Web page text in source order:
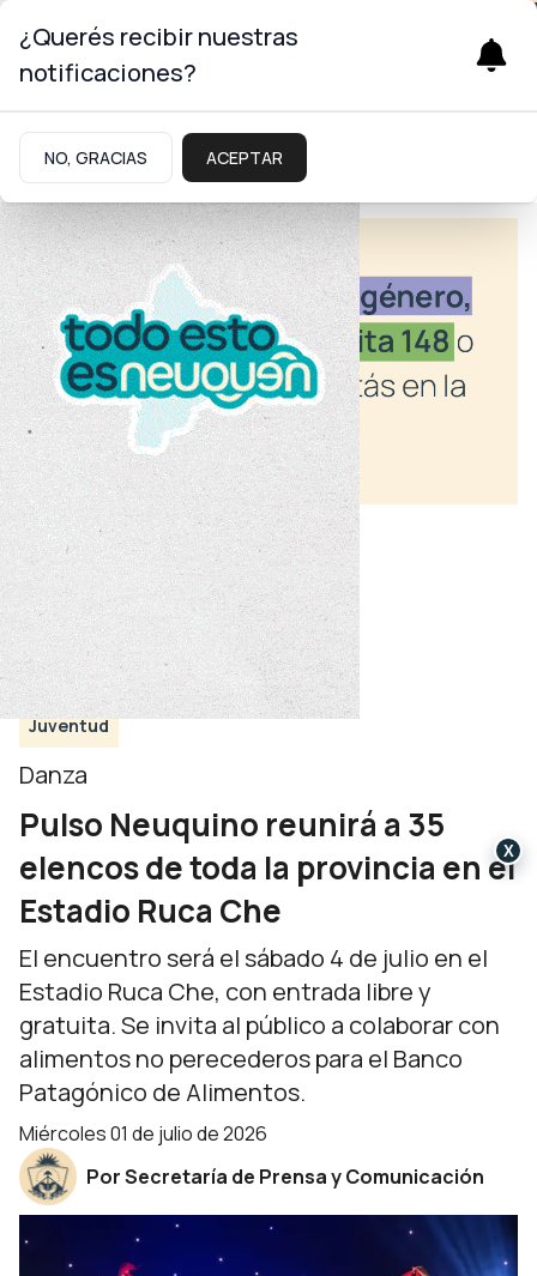
Juventud
Danza
Pulso Neuquino reunirá a 35
elencos de toda la provincia en el
Estadio Ruca Che
El encuentro será el sábado 4 de julio en el
Estadio Ruca Che, con entrada libre y
gratuita. Se invita al público a colaborar con
alimentos no perecederos para el Banco
Patagónico de Alimentos.
miércoles 01 de julio de 2026
Por Secretaría de Prensa y Comunicación
¿Querés recibir nuestras
notificaciones?
NO, GRACIAS ACEPTAR
X